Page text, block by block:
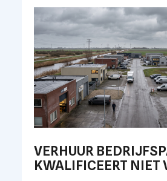
VERHUUR
KWALIFICEERT NIET